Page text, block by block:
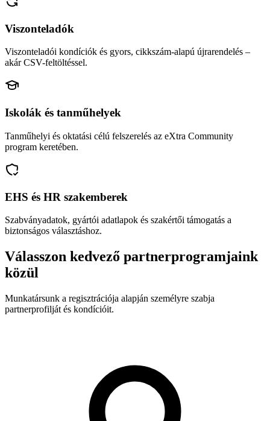
Viszonteladók
Viszonteladói kondíciók és gyors, cikkszám-alapú újrarendelés –
akár CSV-feltöltéssel.
Iskolák és tanműhelyek
Tanműhelyi és oktatási célú felszerelés az eXtra Community
program keretében.
EHS és HR szakemberek
Szabványadatok, gyártói adatlapok és szakértői támogatás a
biztonságos választáshoz.
Válasszon kedvező partnerprogramjaink
közül
Munkatársunk a regisztrációja alapján személyre szabja
partnerprofilját és kondícióit.